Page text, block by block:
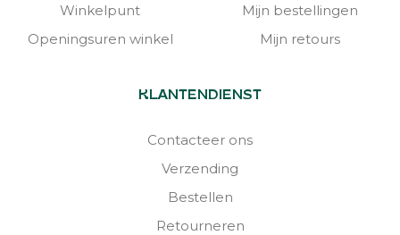
Winkelpunt
Openingsuren winkel
Mijn bestellingen
Mijn retours
KLANTENDIENST
Contacteer ons
Verzending
Bestellen
Retourneren